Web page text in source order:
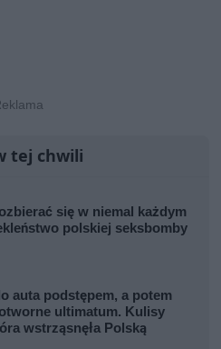
tej chwili
się w niemal każdym
polskiej seksbomby
auta podstępem, a potem
ultimatum. Kulisy
wstrząsnęła Polską